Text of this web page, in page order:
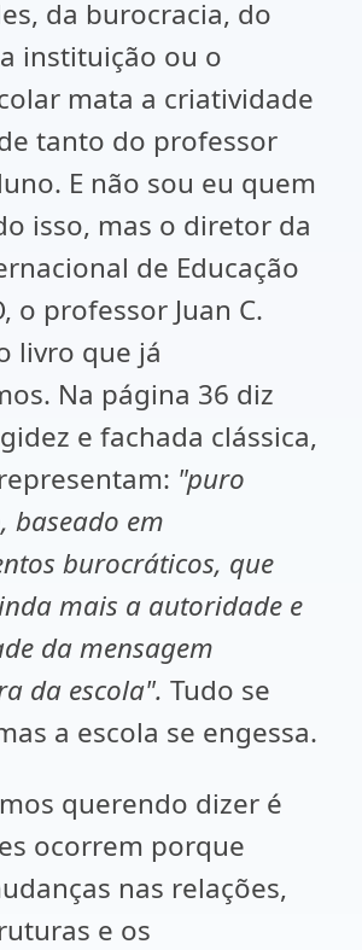
da burocracia, do
instituição ou o
mata a criatividade
tanto do professor
E não sou eu quem
isso, mas o diretor da
de Educação
o professor Juan C.
livro que já
Na página 36 diz
e fachada clássica,
"puro
baseado em
burocráticos, que
mais a autoridade e
da mensagem
da escola". Tudo se
a escola se engessa.
querendo dizer é
ocorrem porque
nas relações,
e os